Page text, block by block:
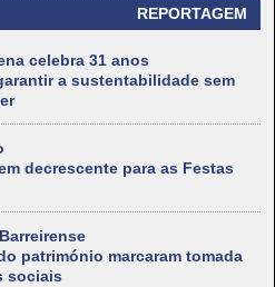
REPORTAGEM
celebra 31 anos
a sustentabilidade sem
decrescente para as Festas
património marcaram tomada
sociais